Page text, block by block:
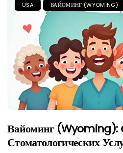
USA ВАЙОМИНГ (WYOMING)
Вайоминг (Wyoming):
Стоматологических